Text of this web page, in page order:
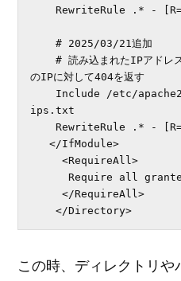
    # 2025/03/21追加
    # 読み込まれたIPアドレスに基づき、偽装エージェント
のIPに対して404を返す
ips.txt
   </IfModule>
     <RequireAll>
     </RequireAll>
    </Directory>
この時、ディレクトリ